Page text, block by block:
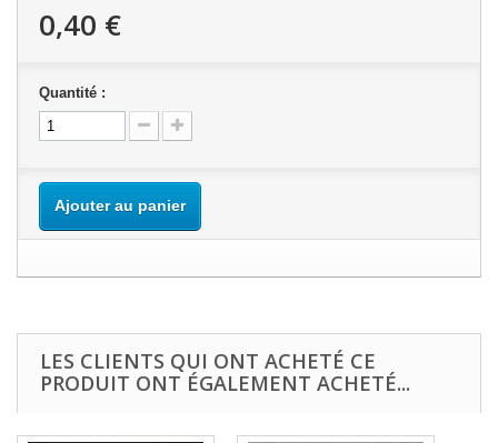
0,40 €
Quantité :
Ajouter au panier
LES CLIENTS QUI ONT ACHETÉ CE
PRODUIT ONT ÉGALEMENT ACHETÉ...